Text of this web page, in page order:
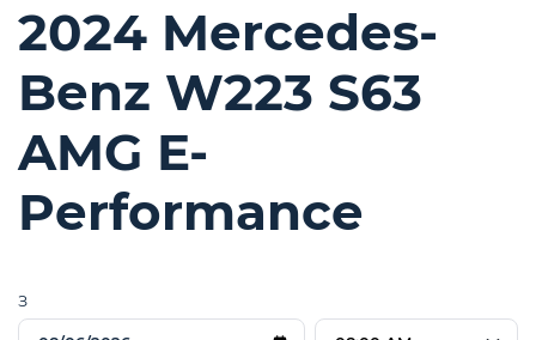
2024 Mercedes-
Benz W223 S63
AMG E-
Performance
З